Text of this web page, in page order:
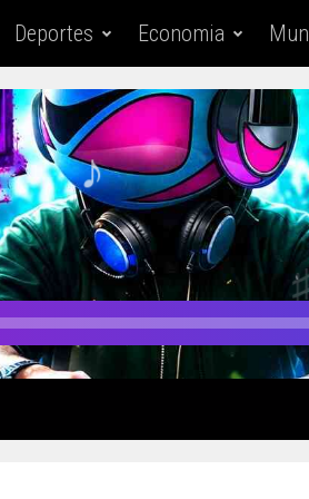
Deportes Economia